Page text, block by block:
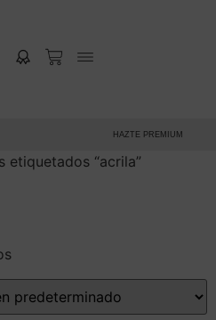
HAZTE PREMIUM
etiquetados “acrila”